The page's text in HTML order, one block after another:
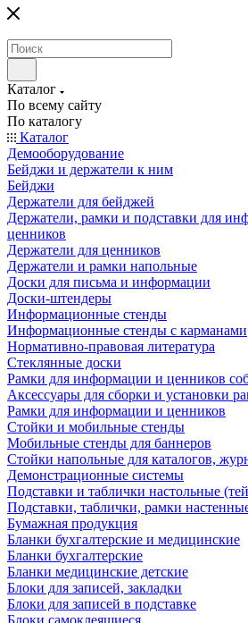
Каталог
По всему сайту
По каталогу
Каталог
Демооборудование
Бейджи и держатели к ним
Бейджи
Держатели для бейджей
Держатели, рамки и подставки для
ценников
Держатели для ценников
Держатели и рамки напольные
Доски для письма и информации
Доски-штендеры
Информационные стенды
Информационные стенды с карманами
Нормативно-правовая литература
Стеклянные доски
Рамки для информации и ценников
Аксессуары для сборки и установки
Рамки для информации и ценников
Стойки и мобильные стенды
Мобильные стенды для баннеров
Стойки напольные для каталогов,
Демонстрационные системы
Подставки и таблички настольные
Подставки, таблички, рамки
Бумажная продукция
Бланки бухгалтерские и медицинские
Бланки бухгалтерские
Бланки медицинские детские
Блоки для записей, закладки
Блоки для записей в подставке
Блоки самоклеящиеся